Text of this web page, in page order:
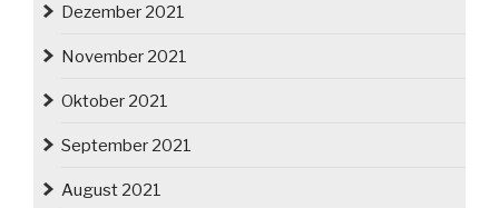
Dezember 2021
November 2021
Oktober 2021
September 2021
August 2021